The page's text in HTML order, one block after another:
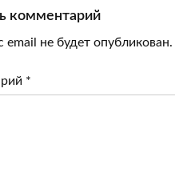
комментарий
email не будет опубликован.
*